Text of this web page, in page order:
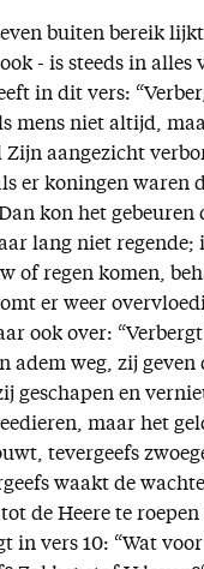
buiten bereik
- is steeds in
in dit vers:
mens niet altijd,
Zijn aangezicht
er koningen waren
Dan kon het
lang niet regende;
of regen komen,
er weer
ook over:
adem weg, zij
geschapen en
maar het
tevergeefs
waakt de
de Heere te
in vers 10: “Wat